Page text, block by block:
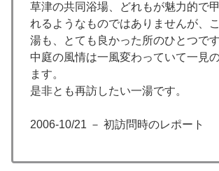
草津の共同浴場、どれもが魅力的で
れるようなものではありませんが、
湯も、とても良かった所のひとつです
中庭の風情は一風変わっていて一見
ます。
是非とも再訪したい一湯です。
2006-10/21 － 初訪問時のレポート